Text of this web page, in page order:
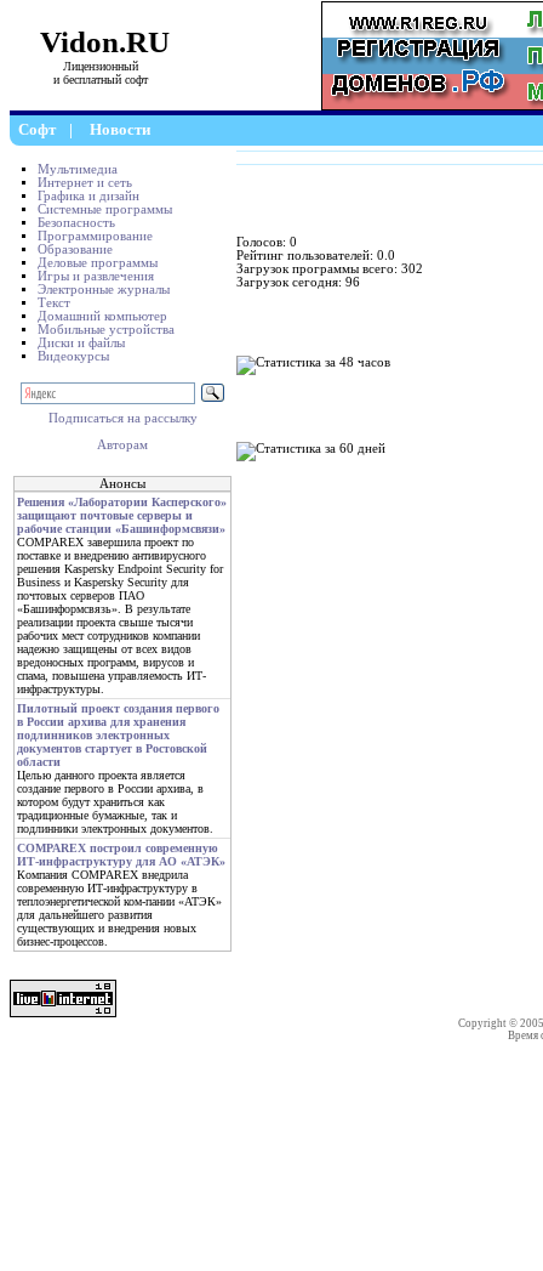
Vidon.RU
Лицензионный
и бесплатный софт
Софт | Новости
Мультимедиа
Интернет и сеть
Графика и дизайн
Системные программы
Безопасность
Программирование
Образование
Деловые программы
Игры и развлечения
Электронные журналы
Текст
Домашний компьютер
Мобильные устройства
Диски и файлы
Видеокурсы
Подписаться на рассылку
Авторам
Анонсы
Решения «Лаборатории Касперского»
защищают почтовые серверы и
рабочие станции «Башинформсвязи»
COMPAREX завершила проект по
поставке и внедрению антивирусного
решения Kaspersky Endpoint Security for
Business и Kaspersky Security для
почтовых серверов ПАО
«Башинформсвязь». В результате
реализации проекта свыше тысячи
рабочих мест сотрудников компании
надежно защищены от всех видов
вредоносных программ, вирусов и
спама, повышена управляемость ИТ-
инфраструктуры.
Пилотный проект создания первого
в России архива для хранения
подлинников электронных
документов стартует в Ростовской
области
Целью данного проекта является
создание первого в России архива, в
котором будут храниться как
традиционные бумажные, так и
подлинники электронных документов.
COMPAREX построил современную
ИТ-инфраструктуру для АО «АТЭК»
Компания COMPAREX внедрила
современную ИТ-инфраструктуру в
теплоэнергетической ком-пании «АТЭК»
для дальнейшего развития
существующих и внедрения новых
бизнес-процессов.
Голосов: 0
Рейтинг пользователей: 0.0
Загрузок программы всего: 302
Загрузок сегодня: 96
Copyright ©
Время